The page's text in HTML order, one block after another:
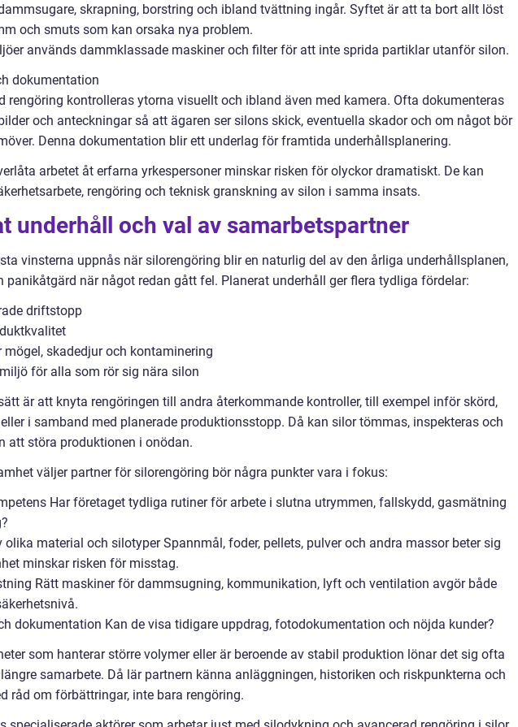
skrapning, borstring och ibland tvättning ingår. Syftet är att ta bort allt löst
och smuts som kan orsaka nya problem.
används dammklassade maskiner och filter för att inte sprida partiklar utanför silon.
dokumentation
rengöring kontrolleras ytorna visuellt och ibland även med kamera. Ofta dokumenteras
och anteckningar så att ägaren ser silons skick, eventuella skador och om något bör
Denna dokumentation blir ett underlag för framtida underhållsplanering.
arbetet åt erfarna yrkespersoner minskar risken för olyckor dramatiskt. De kan
rengöring och teknisk granskning av silon i samma insats.
underhåll och val av samarbetspartner
vinsterna uppnås när silorengöring blir en naturlig del av den årliga underhållsplanen,
panikåtgärd när något redan gått fel. Planerat underhåll ger flera tydliga fördelar:
driftstopp
mögel, skadedjur och kontaminering
för alla som rör sig nära silon
är att knyta rengöringen till andra återkommande kontroller, till exempel inför skörd,
i samband med planerade produktionsstopp. Då kan silor tömmas, inspekteras och
att störa produktionen i onödan.
väljer partner för silorengöring bör några punkter vara i fokus:
Har företaget tydliga rutiner för arbete i slutna utrymmen, fallskydd, gasmätning
olika material och silotyper Spannmål, foder, pellets, pulver och andra massor beter sig
minskar risken för misstag.
Rätt maskiner för dammsugning, kommunikation, lyft och ventilation avgör både
dokumentation Kan de visa tidigare uppdrag, fotodokumentation och nöjda kunder?
som hanterar större volymer eller är beroende av stabil produktion lönar det sig ofta
samarbete. Då lär partnern känna anläggningen, historiken och riskpunkterna och
råd om förbättringar, inte bara rengöring.